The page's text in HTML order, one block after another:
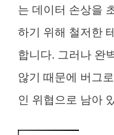
는 데이터 손상을
하기 위해 철저한
합니다. 그러나 완
않기 때문에 버그
인 위협으로 남아